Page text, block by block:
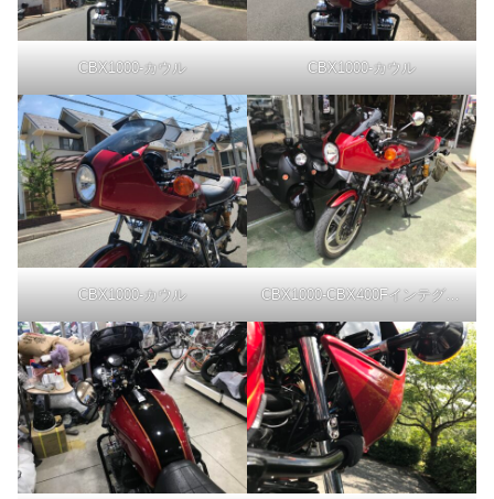
CBX1000-カウル CBX1000-カウル
CBX1000-カウル CBX1000-CBX400Fインテグラカウル